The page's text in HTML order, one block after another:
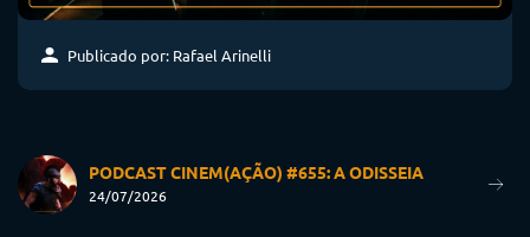
Publicado por: Rafael Arinelli
PODCAST CINEM(AÇÃO) #655: A ODISSEIA
24/07/2026